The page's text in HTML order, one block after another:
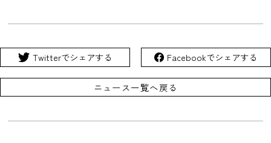
Twitterでシェアする Facebookでシェアする
ニュース一覧へ戻る